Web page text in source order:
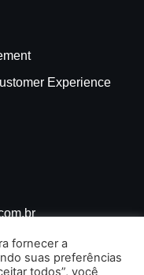
Experience
- 3º andar - BH, MG
fornecer a
suas preferências
todos”, você